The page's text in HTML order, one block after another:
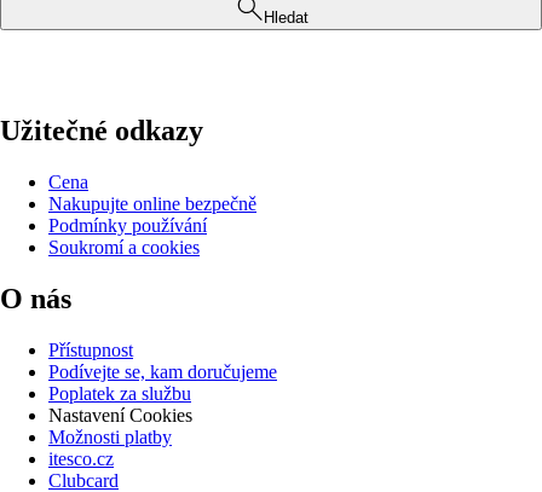
Hledat
Užitečné odkazy
Cena
Nakupujte online bezpečně
Podmínky používání
Soukromí a cookies
O nás
Přístupnost
Podívejte se, kam doručujeme
Poplatek za službu
Nastavení Cookies
Možnosti platby
itesco.cz
Clubcard